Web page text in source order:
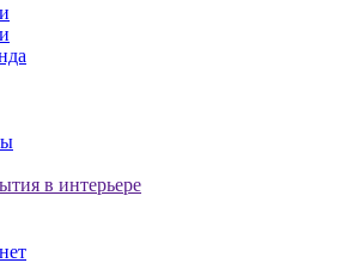
в интерьере